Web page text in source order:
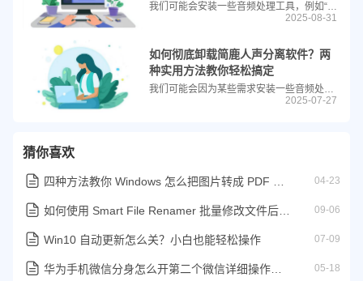
我们可能会安装一些音频处理工具，例如“简鹿MP3格式转换器”。当您不再需要该软件，或希望释放系统资源、解决兼容性问题时，正确地将其卸载就显得尤为重要。本文将为您详细介绍如何在Windows操作系统中安全、彻底地卸载简鹿MP3格式转换器。
2025-08-31
如何彻底卸载简鹿人声分离软件？两
种实用方法教你轻松搞定
我们可能会因为某些需求安装一些音频处理工具，例如“简鹿人声分离”软件。它可以帮助我们快速实现音乐中的人声提取或去除功能。但当不再需要时，如何彻底卸载这款软件呢？本文将为你详细介绍两种简单有效的方法：使用自带卸载程序 和 借助专业卸载工具 BCUninstaller，帮助你轻松完成卸载任务。
2025-07-27
猜你喜欢
04-23
09-06
Win10 自动更新怎么关？小白也能轻松操作 07-09
05-18